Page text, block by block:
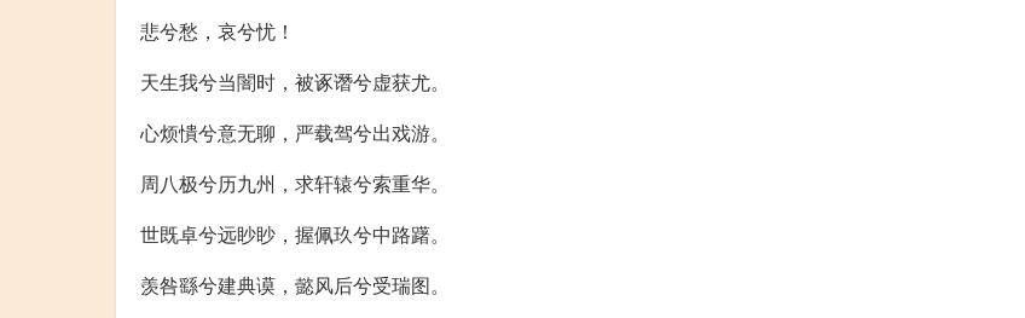
悲兮愁，哀兮忧！
天生我兮当闇时，被诼谮兮虚获尤。
心烦憒兮意无聊，严载驾兮出戏游。
周八极兮历九州，求轩辕兮索重华。
世既卓兮远眇眇，握佩玖兮中路躇。
羡咎繇兮建典谟，懿风后兮受瑞图。